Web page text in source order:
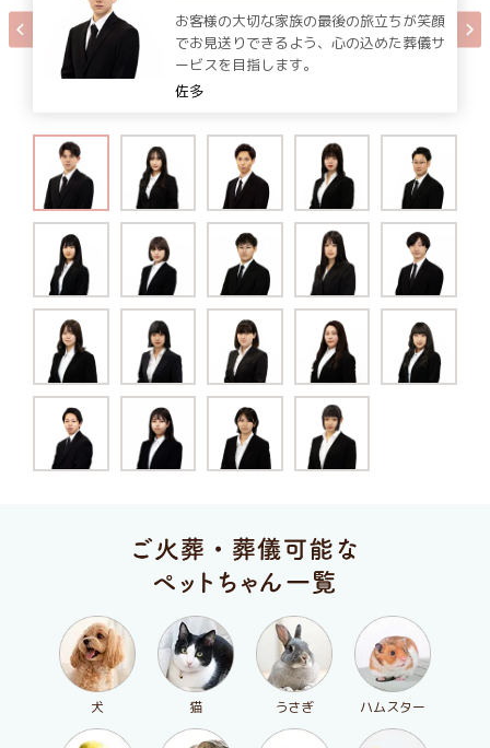
お客様の大切な家族の最後の旅立ちが笑顔
でお見送りできるよう、心の込めた葬儀サ
ービスを目指します。
佐多
犬 猫 うさぎ ハムスター